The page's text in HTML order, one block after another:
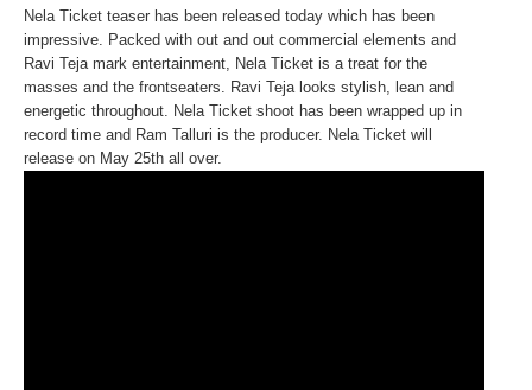
Nela Ticket teaser has been released today which has been
impressive. Packed with out and out commercial elements and
Ravi Teja mark entertainment, Nela Ticket is a treat for the
masses and the frontseaters. Ravi Teja looks stylish, lean and
energetic throughout. Nela Ticket shoot has been wrapped up in
record time and Ram Talluri is the producer. Nela Ticket will
release on May 25th all over.